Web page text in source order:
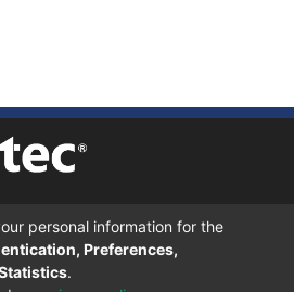
UNITEC
A RESIDENCIAL HONDURAS.
11101
personal information for the
Preferences,
.